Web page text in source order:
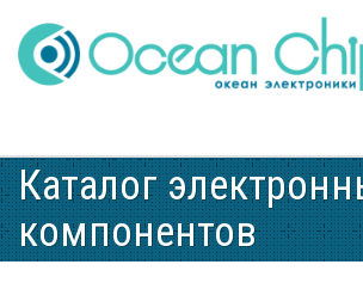
to
content
Каталог
компонентов